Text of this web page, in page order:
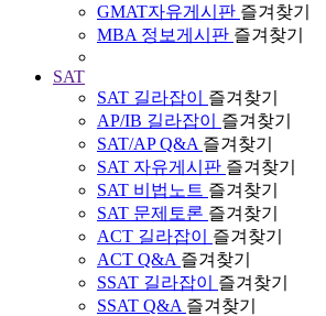
GMAT자유게시판 즐겨찾기
MBA 정보게시판 즐겨찾기
SAT
SAT 길라잡이
즐겨찾기
AP/IB 길라잡이
즐겨찾기
SAT/AP Q&A 즐겨찾기
SAT 자유게시판 즐겨찾기
SAT 비법노트 즐겨찾기
SAT 문제토론 즐겨찾기
ACT 길라잡이
즐겨찾기
ACT Q&A 즐겨찾기
SSAT 길라잡이
즐겨찾기
SSAT Q&A 즐겨찾기